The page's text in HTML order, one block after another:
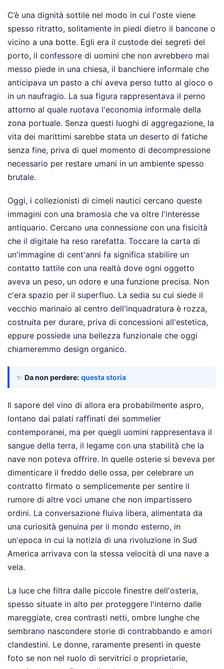
C’è una dignità sottile nel modo in cui l'oste viene
spesso ritratto, solitamente in piedi dietro il bancone o
vicino a una botte. Egli era il custode dei segreti del
porto, il confessore di uomini che non avrebbero mai
messo piede in una chiesa, il banchiere informale che
anticipava un pasto a chi aveva perso tutto al gioco o
in un naufragio. La sua figura rappresentava il perno
attorno al quale ruotava l'economia informale della
zona portuale. Senza questi luoghi di aggregazione, la
vita dei marittimi sarebbe stata un deserto di fatiche
senza fine, priva di quel momento di decompressione
necessario per restare umani in un ambiente spesso
brutale.
Oggi, i collezionisti di cimeli nautici cercano queste
immagini con una bramosia che va oltre l'interesse
antiquario. Cercano una connessione con una fisicità
che il digitale ha reso rarefatta. Toccare la carta di
un'immagine di cent'anni fa significa stabilire un
contatto tattile con una realtà dove ogni oggetto
aveva un peso, un odore e una funzione precisa. Non
c'era spazio per il superfluo. La sedia su cui siede il
vecchio marinaio al centro dell'inquadratura è rozza,
costruita per durare, priva di concessioni all'estetica,
eppure possiede una bellezza funzionale che oggi
chiameremmo design organico.
✨ Da non perdere: questa storia
Il sapore del vino di allora era probabilmente aspro,
lontano dai palati raffinati dei sommelier
contemporanei, ma per quegli uomini rappresentava il
sangue della terra, il legame con una stabilità che la
nave non poteva offrire. In quelle osterie si beveva per
dimenticare il freddo delle ossa, per celebrare un
contratto firmato o semplicemente per sentire il
rumore di altre voci umane che non impartissero
ordini. La conversazione fluiva libera, alimentata da
una curiosità genuina per il mondo esterno, in
un'epoca in cui la notizia di una rivoluzione in Sud
America arrivava con la stessa velocità di una nave a
vela.
La luce che filtra dalle piccole finestre dell'osteria,
spesso situate in alto per proteggere l'interno dalle
mareggiate, crea contrasti netti, ombre lunghe che
sembrano nascondere storie di contrabbando e amori
clandestini. Le donne, raramente presenti in queste
foto se non nel ruolo di servitrici o proprietarie,